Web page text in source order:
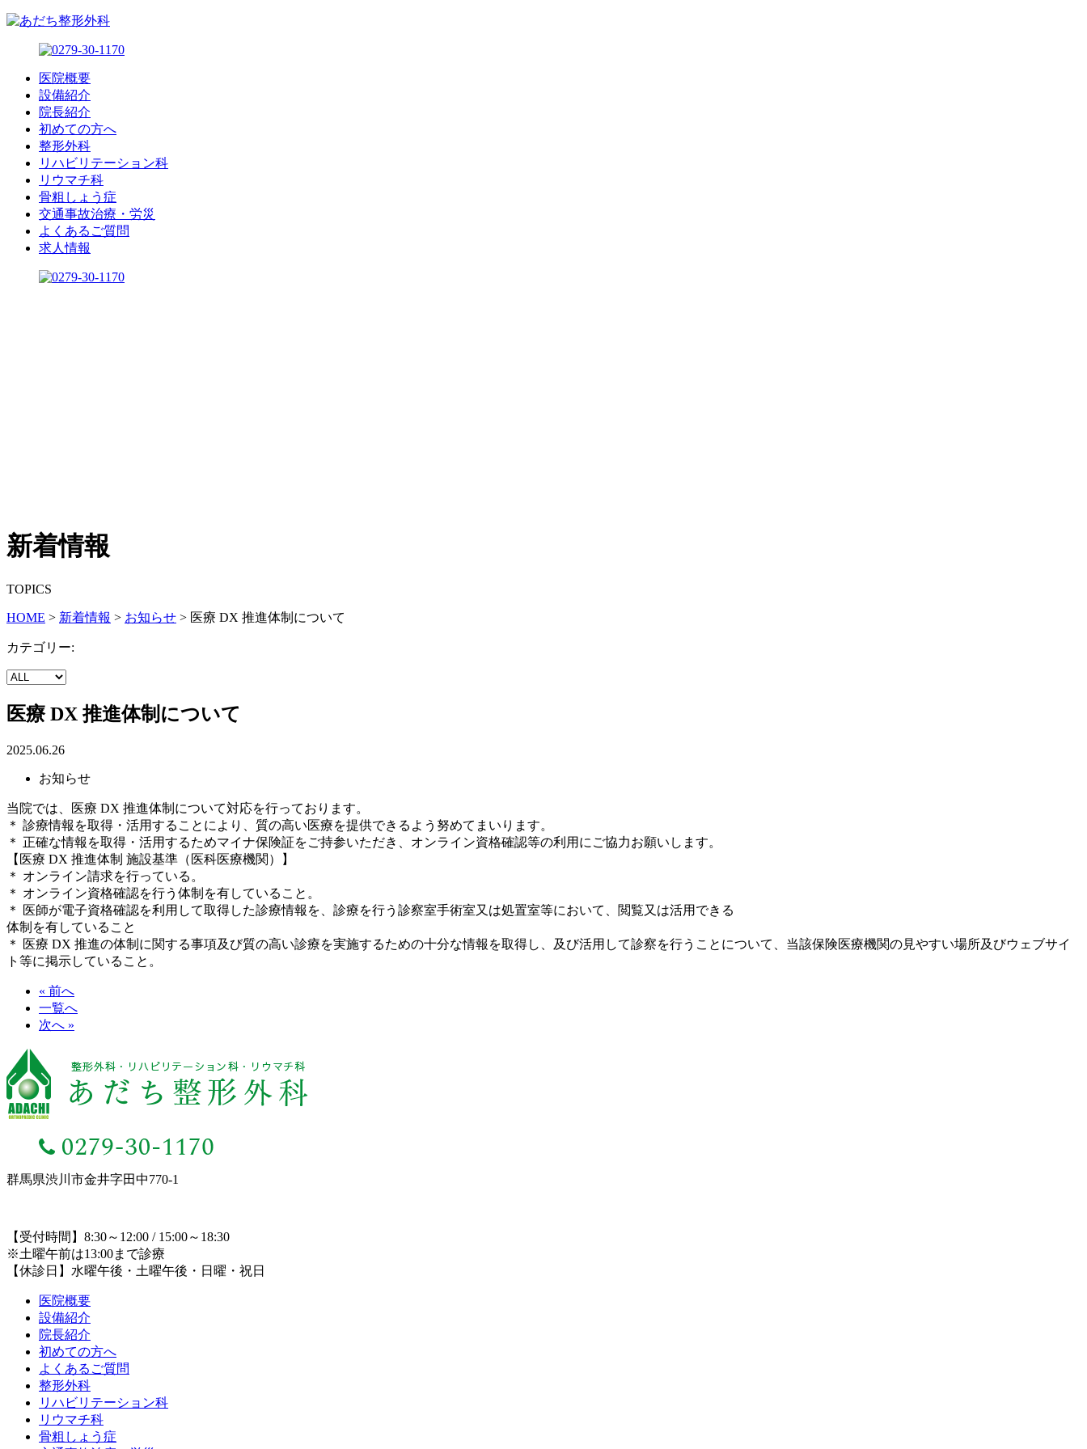
医院概要
設備紹介
院長紹介
初めての方へ
整形外科
リハビリテーション科
リウマチ科
骨粗しょう症
交通事故治療・労災
よくあるご質問
求人情報
新着情報
TOPICS
HOME > 新着情報 > お知らせ > 医療 DX 推進体制について
カテゴリー:
医療 DX 推進体制について
2025.06.26
お知らせ
当院では、医療 DX 推進体制について対応を行っております。
＊ 診療情報を取得・活用することにより、質の高い医療を提供できるよう努めてまいります。
＊ 正確な情報を取得・活用するためマイナ保険証をご持参いただき、オンライン資格確認等の利用にご協力お願いします。
【医療 DX 推進体制 施設基準（医科医療機関）】
＊ オンライン請求を行っている。
＊ オンライン資格確認を行う体制を有していること。
＊ 医師が電子資格確認を利用して取得した診療情報を、診療を行う診察室手術室又は処置室等において、閲覧又は活用できる
体制を有していること
＊ 医療 DX 推進の体制に関する事項及び質の高い診療を実施するための十分な情報を取得し、及び活用して診察を行うことについて、当該保険医療機関の見やすい場所及びウェブサイ
ト等に掲示していること。
« 前へ
一覧へ
次へ »
群馬県渋川市金井字田中770-1
【受付時間】8:30～12:00 / 15:00～18:30
※土曜午前は13:00まで診療
【休診日】水曜午後・土曜午後・日曜・祝日
医院概要
設備紹介
院長紹介
初めての方へ
よくあるご質問
整形外科
リハビリテーション科
リウマチ科
骨粗しょう症